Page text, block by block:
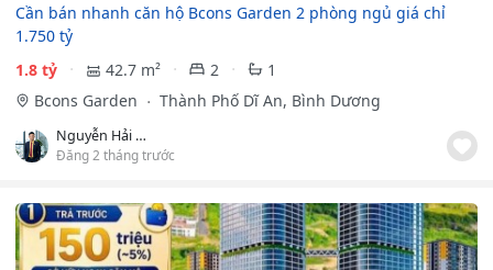
Cần bán nhanh căn hộ Bcons Garden 2 phòng ngủ giá chỉ
1.750 tỷ
1.8 tỷ
42.7 m² 2
1
Bcons Garden
Thành Phố Dĩ An, Bình Dương
Nguyễn Hải Nam
Đăng 2 tháng trước